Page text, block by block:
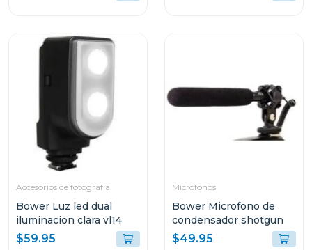
Accesorios de fotografía
Bower Luz led dual
iluminacion clara vl14
$59.95
Micrófonos
Bower Microfono de
condensador shotgun
$49.95